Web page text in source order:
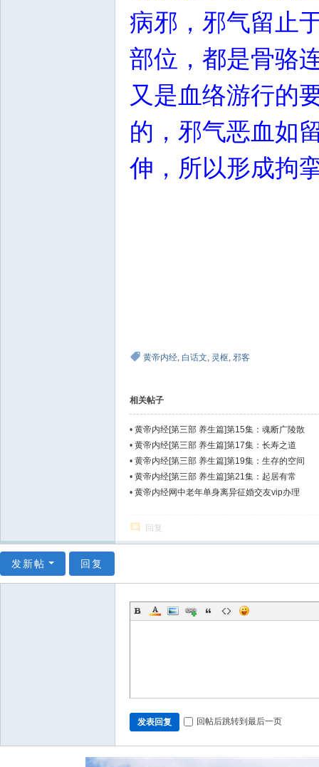
病邪，邪气留止
部位，都是骨骆
又是血络游行的
的，邪气恶血如
伸，所以形成拘
黄帝内经, 白话文, 灵枢, 邪客
相关帖子
• 黄帝内经[第三部 养生篇]第15集：魂断广陵散
• 黄帝内经[第三部 养生篇]第17集：长寿之道
• 黄帝内经[第三部 养生篇]第19集：生存的空间
• 黄帝内经[第三部 养生篇]第21集：起居有常
• 黄帝内经网中老年单身离异征婚交友vip办理
回复
发新帖 回复
发表回复 回帖后跳转到最后一页